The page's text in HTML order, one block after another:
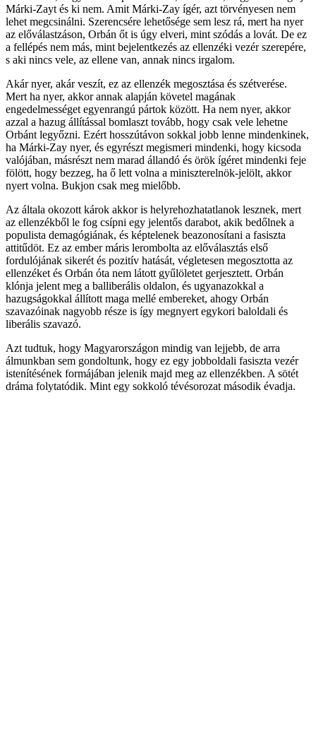
Márki-Zayt és ki nem. Amit Márki-Zay ígér, azt törvényesen nem
lehet megcsinálni. Szerencsére lehetősége sem lesz rá, mert ha nyer
az előválastzáson, Orbán őt is úgy elveri, mint szódás a lovát. De ez
a fellépés nem más, mint bejelentkezés az ellenzéki vezér szerepére,
s aki nincs vele, az ellene van, annak nincs irgalom.
Akár nyer, akár veszít, ez az ellenzék megosztása és szétverése.
Mert ha nyer, akkor annak alapján követel magának
engedelmességet egyenrangú pártok között. Ha nem nyer, akkor
azzal a hazug állítással bomlaszt tovább, hogy csak vele lehetne
Orbánt legyőzni. Ezért hosszútávon sokkal jobb lenne mindenkinek,
ha Márki-Zay nyer, és egyrészt megismeri mindenki, hogy kicsoda
valójában, másrészt nem marad állandó és örök ígéret mindenki feje
fölött, hogy bezzeg, ha ő lett volna a miniszterelnök-jelölt, akkor
nyert volna. Bukjon csak meg mielőbb.
Az általa okozott károk akkor is helyrehozhatatlanok lesznek, mert
az ellenzékből le fog csípni egy jelentős darabot, akik bedőlnek a
populista demagógiának, és képtelenek beazonosítani a fasiszta
attitűdöt. Ez az ember máris lerombolta az előválasztás első
fordulójának sikerét és pozitív hatását, végletesen megosztotta az
ellenzéket és Orbán óta nem látott gyűlöletet gerjesztett. Orbán
klónja jelent meg a balliberális oldalon, és ugyanazokkal a
hazugságokkal állított maga mellé embereket, ahogy Orbán
szavazóinak nagyobb része is így megnyert egykori baloldali és
liberális szavazó.
Azt tudtuk, hogy Magyarországon mindig van lejjebb, de arra
álmunkban sem gondoltunk, hogy ez egy jobboldali fasiszta vezér
istenítésének formájában jelenik majd meg az ellenzékben. A sötét
dráma folytatódik. Mint egy sokkoló tévésorozat második évadja.